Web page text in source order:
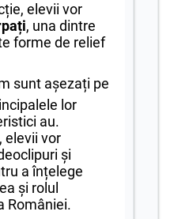
elevii vor
, una dintre
forme de relief
sunt așezați pe
lor
au.
elevii vor
și
a înțelege
și rolul
României.